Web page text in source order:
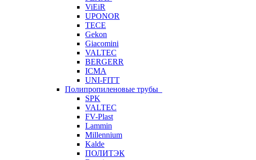
ViEiR
UPONOR
TECE
Gekon
Giacomini
VALTEC
BERGERR
ICMA
UNI-FITT
Полипропиленовые трубы
SPK
VALTEC
FV-Plast
Lammin
Millennium
Kalde
ПОЛИТЭК